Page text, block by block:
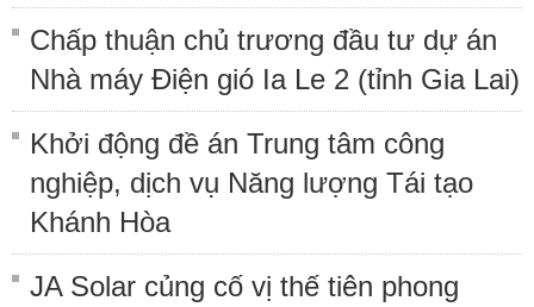
Chấp thuận chủ trương đầu tư dự án
Nhà máy Điện gió Ia Le 2 (tỉnh Gia Lai)
Khởi động đề án Trung tâm công
nghiệp, dịch vụ Năng lượng Tái tạo
Khánh Hòa
JA Solar củng cố vị thế tiên phong